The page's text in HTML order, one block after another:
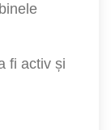
fi activ și